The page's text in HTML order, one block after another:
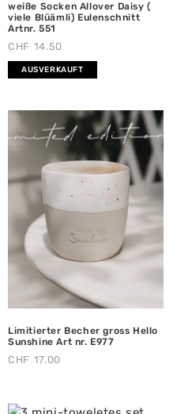
weiße Socken Allover Daisy (
viele Blüämli) Eulenschnitt
Artnr. 551
CHF 14.50
AUSVERKAUFT
Limitierter Becher gross Hello
Sunshine Art nr. E977
CHF 17.00